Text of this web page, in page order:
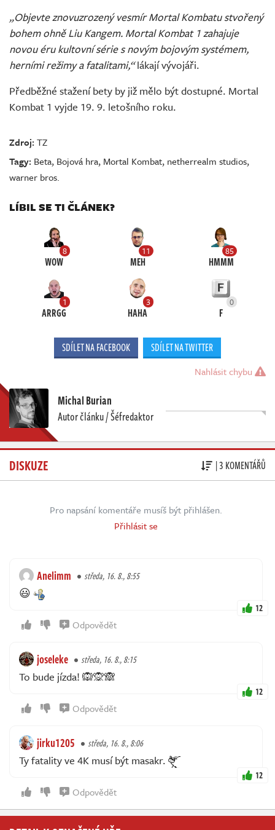
„Objevte znovuzrozený vesmír Mortal Kombatu stvořený
bohem ohně Liu Kangem. Mortal Kombat 1 zahajuje
novou éru kultovní série s novým bojovým systémem,
herními režimy a fatalitami,“lákají vývojáři.
Předběžné stažení bety by již mělo být dostupné. Mortal
Kombat 1 vyjde 19. 9. letošního roku.
Zdroj:TZ
Tagy: Beta, Bojová hra, Mortal Kombat, netherrealm studios,
warner bros.
LÍBIL SE TI ČLÁNEK?
8
WOW
11
MEH
85
HMMM
1
ARRGG
3
HAHA
0
F
SDÍLET NA FACEBOOK SDÍLET NA TWITTER
Nahlásit chybu
Michal Burian
Autor článku / Šéfredaktor
DISKUZE | 3 KOMENTÁŘŮ
Pro napsání komentáře musíš být přihlášen.
Přihlásit se
Anelimm středa, 16. 8., 8:55
😃
12
Odpovědět
joseleke středa, 16. 8., 8:15
To bude jízda! 🙉🙊🙈
12
Odpovědět
jirku1205 středa, 16. 8., 8:06
Ty fatality ve 4K musí být masakr.
12
Odpovědět